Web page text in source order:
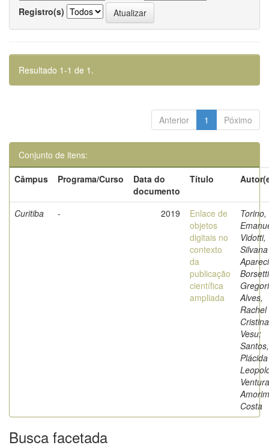
Registro(s)
Resultado 1-1 de 1.
Anterior 1 Póximo
Conjunto de itens:
Câmpus
Programa/Curso
Data do
documento
Título
Curitiba - 2019
Enlace de
objetos
digitais no
contexto
da
publicação
científica
ampliada
Torino,
Vidotti,
Silvana
Borsetti
Alves,
Rachel
Cristina
Vesu;
Santos,
Plácida
Ventura
Costa
Busca facetada